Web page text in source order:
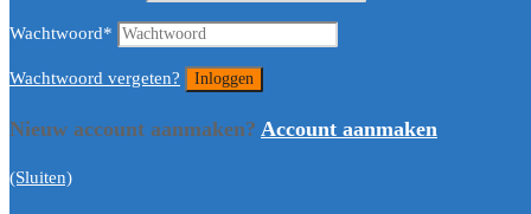
Wachtwoord*
Wachtwoord vergeten?
Nieuw account aanmaken? Account aanmaken
(Sluiten)